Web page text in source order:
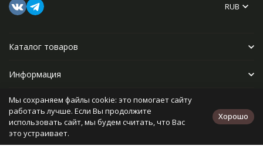
RUB
Каталог товаров
Информация
Прочее
Политика персональных данных
Мы сохраняем файлы cookie: это помогает сайту
работать лучше. Если Вы продолжите
использовать сайт, мы будем считать, что Вас
это устраивает.
Хорошо